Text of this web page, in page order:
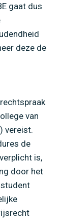
gaat dus
deze de
van
vereist.
de
is,
door het
student